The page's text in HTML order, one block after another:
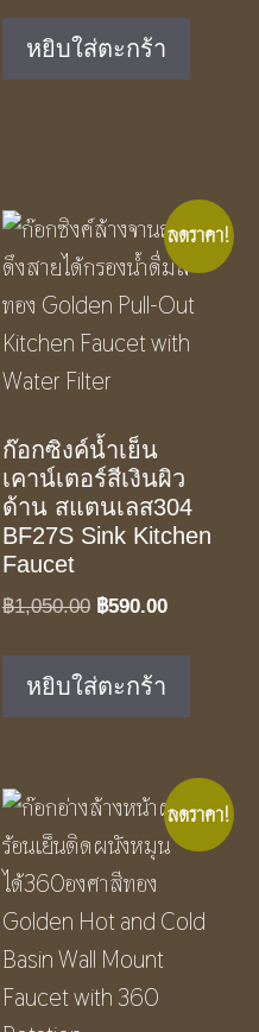
฿1,150.00.
หยิบใส่ตะกร้า
ลดราคา!
ก๊อกซิงค์น้ำเย็น
เคาน์เตอร์สีเงินผิว
ด้าน สแตนเลส304
BF27S Sink Kitchen
Faucet
฿1,050.00 Original
฿1,050.00.
฿590.00Current
หยิบใส่ตะกร้า
ลดราคา!